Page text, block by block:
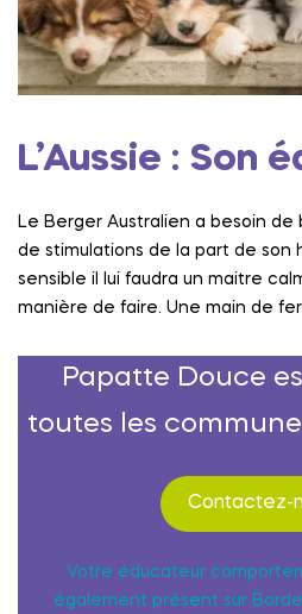
L’Aussie : Son
Le Berger Australien a besoin
de stimulations de la part de son
sensible il lui faudra un maitre
manière de faire. Une main de
Papatte Douce
toutes les
Contactez-
Votre éducateur
également présent sur